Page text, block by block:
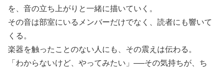
を、音の立ち上がりと一緒に描いていく。
その音は部室にいるメンバーだけでなく、読者にも響いて
くる。
楽器を触ったことのない人にも、その震えは伝わる。
「わからないけど、やってみたい」──その気持ちが、ち